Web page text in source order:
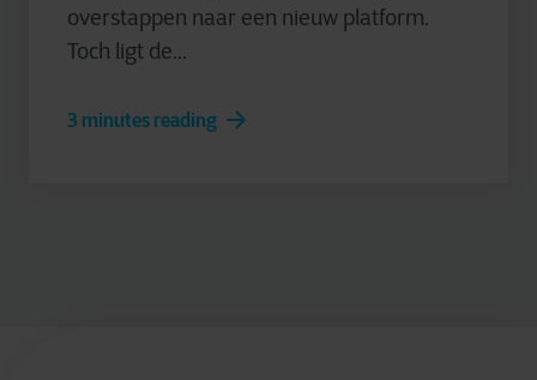
overstappen naar een nieuw platform.
Toch ligt de...
3 minutes reading